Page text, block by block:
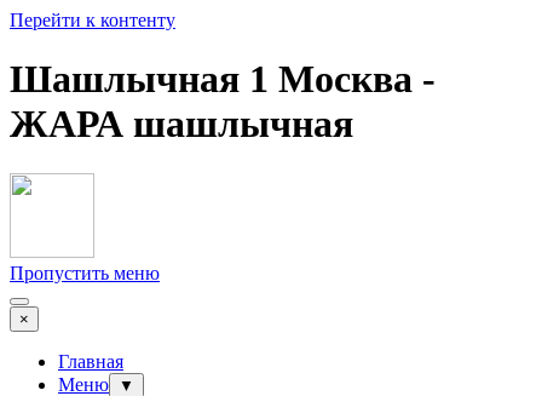
Перейти к контенту
Шашлычная 1 Москва -
ЖАРА шашлычная
Пропустить меню
×
Главная
Меню
▼